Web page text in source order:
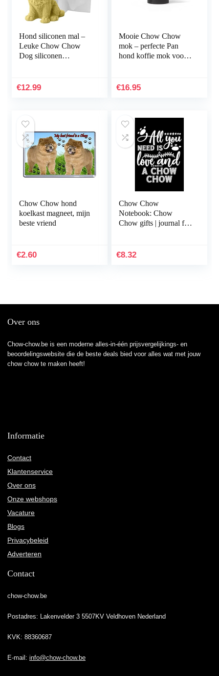
Hond siliconen mal –
Leuke Chow Chow
Dog siliconen
Cake Decorating Tool
€12.99
Mooie Chow Chow
mok – perfecte Pan
hond koffie mok voor
koffiemok thee kopje
€16.95
Chow Chow hond
koelkast magneet, mijn
beste vriend
€2.60
Chow Chow
Notebook: Chow
Chow gifts | journal for
€8.32
Over ons
Chow-chow.be is een moderne alles-in-één prijsvergelijkings- en
beoordelingswebsite die de beste deals bied voor alles wat met jouw
chow chow te maken heeft!
Informatie
Contact
Klantenservice
Over ons
Onze webshops
Vacature
Blogs
Privacybeleid
Adverteren
Contact
chow-chow.be
Postadres: Lakenvelder 3 5507KV Veldhoven Nederland
KVK: 88360687
E-mail: info@chow-chow.be